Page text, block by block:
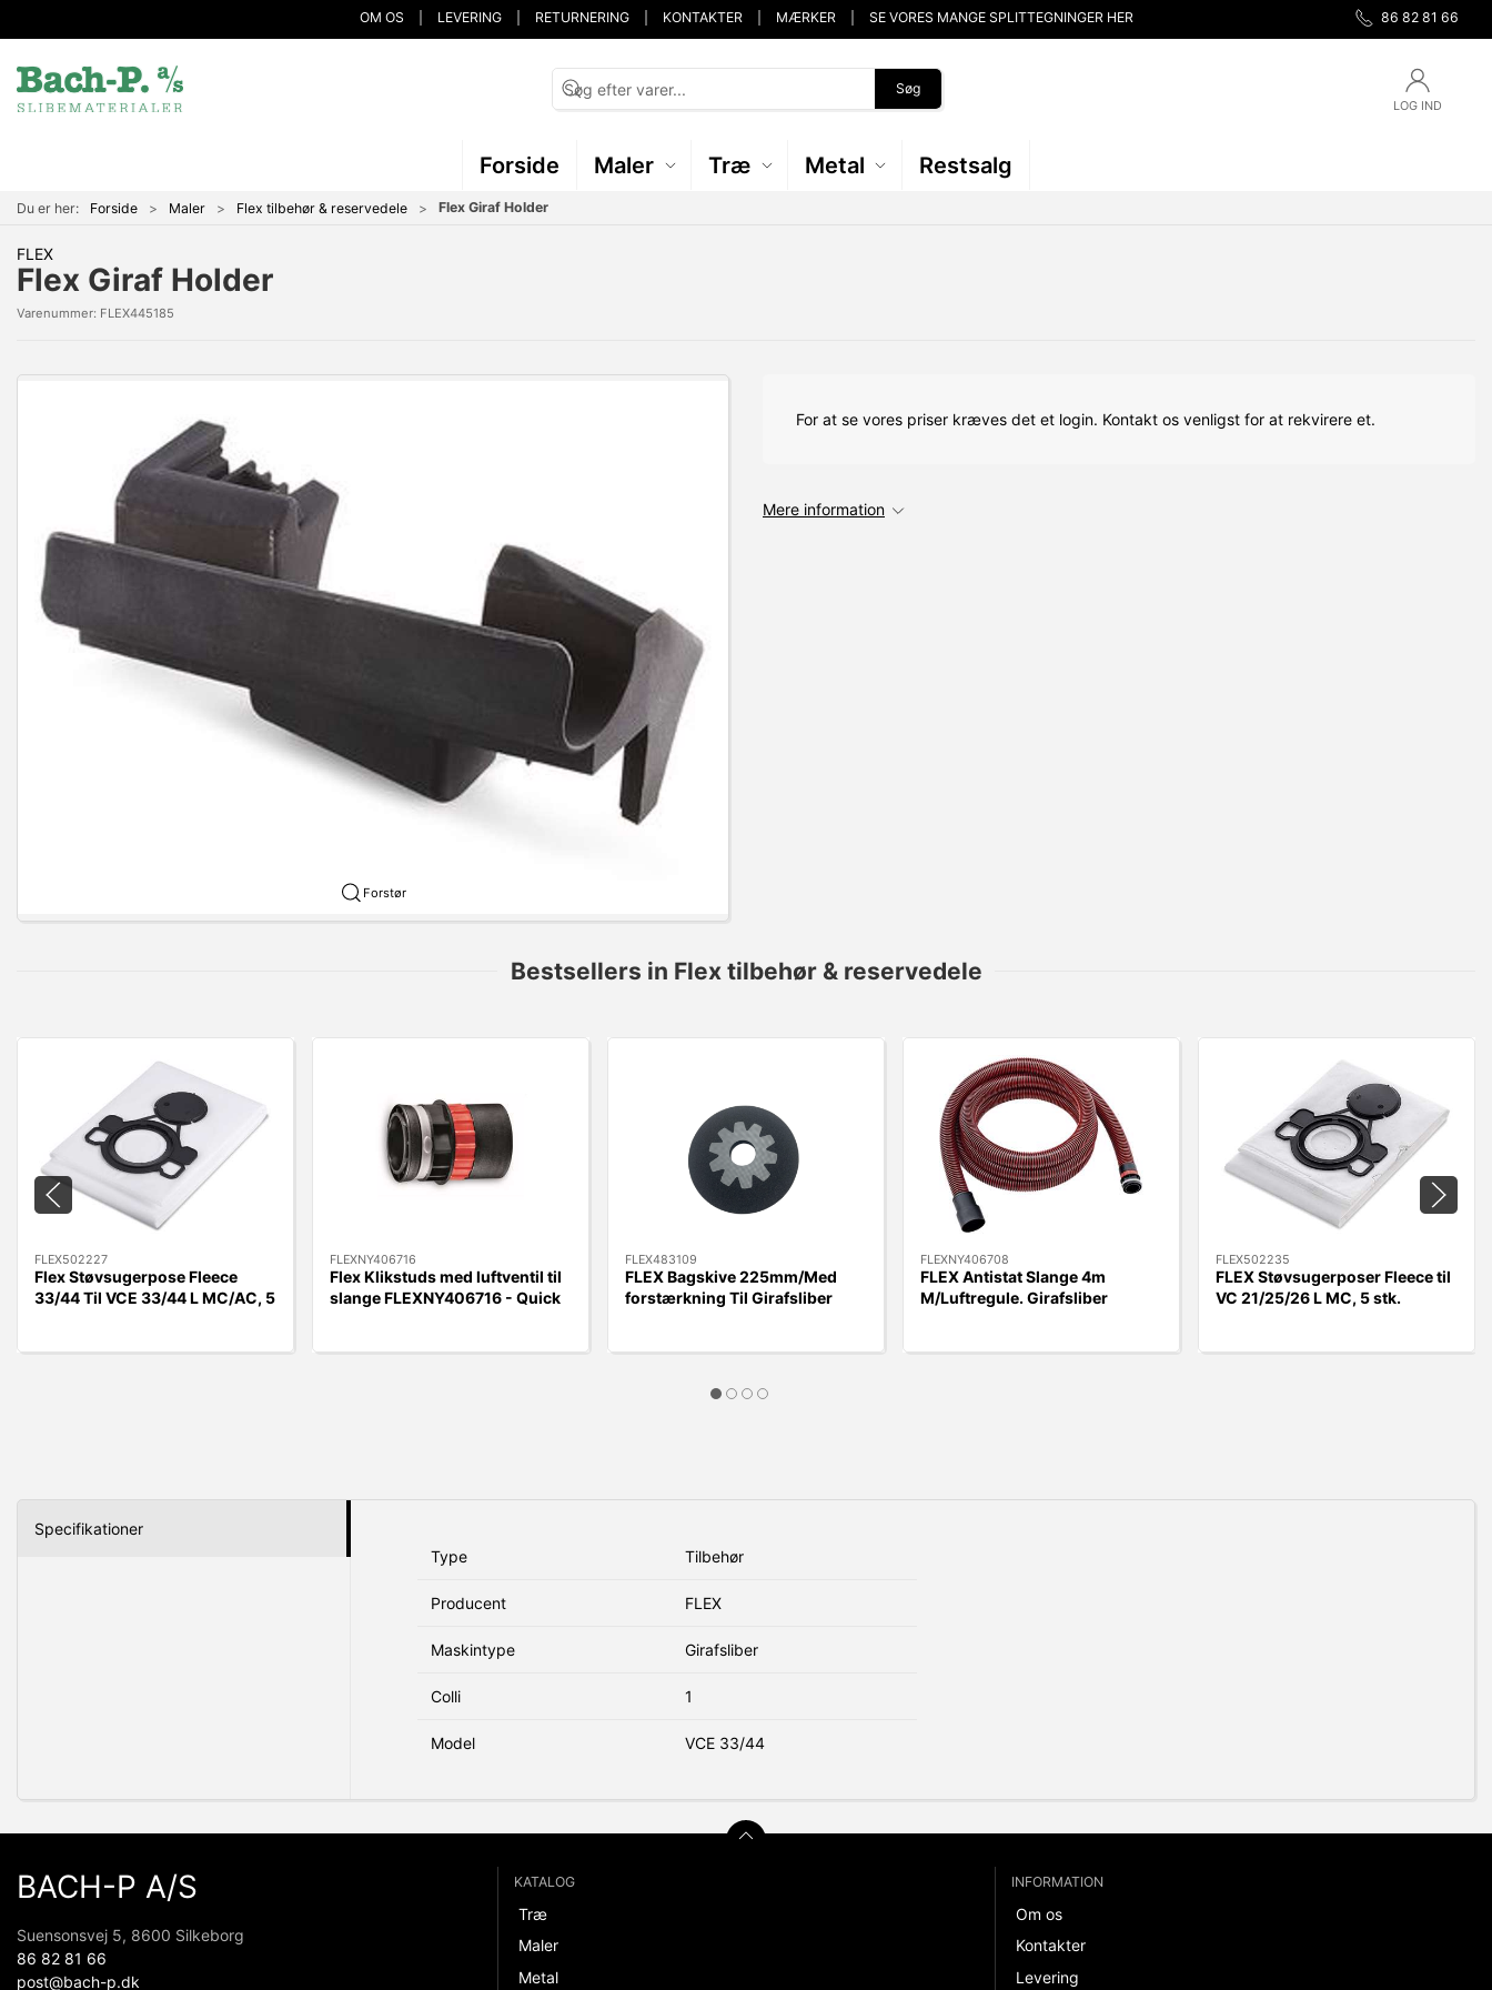
OM OS LEVERING RETURNERING KONTAKTER MÆRKER SE VORES MANGE SPLITTEGNINGER HER 86 82 81 66
Søg
LOG IND
Forside Maler Træ Metal Restsalg
Du er her: Forside Maler Flex tilbehør & reservedele Flex Giraf Holder
FLEX
Flex Giraf Holder
Varenummer: FLEX445185
Forstør
For at se vores priser kræves det et login. Kontakt os venligst for at rekvirere et.
Mere information
Bestsellers in Flex tilbehør & reservedele
FLEX502227
Flex Støvsugerpose Fleece
33/44 Til VCE 33/44 L MC/AC, 5
FLEXNY406716
Flex Klikstuds med luftventil til
slange FLEXNY406716 - Quick
FLEX483109
FLEX Bagskive 225mm/Med
forstærkning Til Girafsliber
FLEXNY406708
FLEX Antistat Slange 4m
M/Luftregule. Girafsliber
FLEX502235
FLEX Støvsugerposer Fleece til
VC 21/25/26 L MC, 5 stk.
Specifikationer
Type
Tilbehør
Producent FLEX
Maskintype Girafsliber
Colli 1
Model VCE 33/44
BACH-P A/S
Suensonsvej 5, 8600 Silkeborg
86 82 81 66
post@bach-p.dk
KATALOG
Træ
Maler
Metal
INFORMATION
Om os
Kontakter
Levering